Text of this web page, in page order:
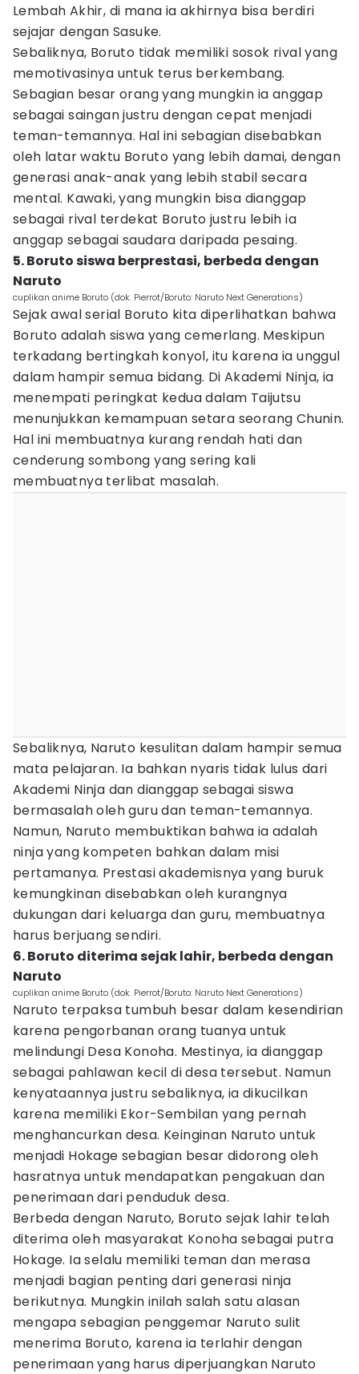
Lembah Akhir, di mana ia akhirnya bisa berdiri
sejajar dengan Sasuke.
Sebaliknya, Boruto tidak memiliki sosok rival yang
memotivasinya untuk terus berkembang.
Sebagian besar orang yang mungkin ia anggap
sebagai saingan justru dengan cepat menjadi
teman-temannya. Hal ini sebagian disebabkan
oleh latar waktu Boruto yang lebih damai, dengan
generasi anak-anak yang lebih stabil secara
mental. Kawaki, yang mungkin bisa dianggap
sebagai rival terdekat Boruto justru lebih ia
anggap sebagai saudara daripada pesaing.
5. Boruto siswa berprestasi, berbeda dengan
Naruto
cuplikan anime Boruto (dok. Pierrot/Boruto: Naruto Next Generations)
Sejak awal serial Boruto kita diperlihatkan bahwa
Boruto adalah siswa yang cemerlang. Meskipun
terkadang bertingkah konyol, itu karena ia unggul
dalam hampir semua bidang. Di Akademi Ninja, ia
menempati peringkat kedua dalam Taijutsu
menunjukkan kemampuan setara seorang Chunin.
Hal ini membuatnya kurang rendah hati dan
cenderung sombong yang sering kali
membuatnya terlibat masalah.
Sebaliknya, Naruto kesulitan dalam hampir semua
mata pelajaran. Ia bahkan nyaris tidak lulus dari
Akademi Ninja dan dianggap sebagai siswa
bermasalah oleh guru dan teman-temannya.
Namun, Naruto membuktikan bahwa ia adalah
ninja yang kompeten bahkan dalam misi
pertamanya. Prestasi akademisnya yang buruk
kemungkinan disebabkan oleh kurangnya
dukungan dari keluarga dan guru, membuatnya
harus berjuang sendiri.
6. Boruto diterima sejak lahir, berbeda dengan
Naruto
cuplikan anime Boruto (dok. Pierrot/Boruto: Naruto Next Generations)
Naruto terpaksa tumbuh besar dalam kesendirian
karena pengorbanan orang tuanya untuk
melindungi Desa Konoha. Mestinya, ia dianggap
sebagai pahlawan kecil di desa tersebut. Namun
kenyataannya justru sebaliknya, ia dikucilkan
karena memiliki Ekor-Sembilan yang pernah
menghancurkan desa. Keinginan Naruto untuk
menjadi Hokage sebagian besar didorong oleh
hasratnya untuk mendapatkan pengakuan dan
penerimaan dari penduduk desa.
Berbeda dengan Naruto, Boruto sejak lahir telah
diterima oleh masyarakat Konoha sebagai putra
Hokage. Ia selalu memiliki teman dan merasa
menjadi bagian penting dari generasi ninja
berikutnya. Mungkin inilah salah satu alasan
mengapa sebagian penggemar Naruto sulit
menerima Boruto, karena ia terlahir dengan
penerimaan yang harus diperjuangkan Naruto